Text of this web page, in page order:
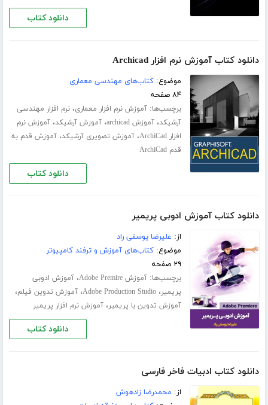
دانلود کتاب
دانلود کتاب آموزش نرم افزار Archicad
موضوع:کتاب‌های مهندسی معماری
۸۴ صفحه
برچسب‌ها:آموزش نرم افزار معماری،نرم افزار مهندسی
آرشیکد،آموزش archicad ،آموزش آرشیکد،آموزش نرم
افزار ArchiCad
،آموزش تصویری آرشیکد،آموزش قدم به
قدم ArchiCad
دانلود کتاب
دانلود کتاب آموزش ادوبی پریمیر
از: علیرضا یوسفی راد
موضوع:کتاب‌های آموزش و ترفند کامپیوتر
۲۹ صفحه
برچسب‌ها:آموزش Adobe Premire ،آموزش ادوبی
پریمیر،Adobe Production Studio،آموزش تدوین فیلم،
آموزش تدوین با پریمیر،آموزش نرم افزار پریمیر
دانلود کتاب
دانلود کتاب ادبیات فاخر فارسی
از: محمدرضا زادهوش